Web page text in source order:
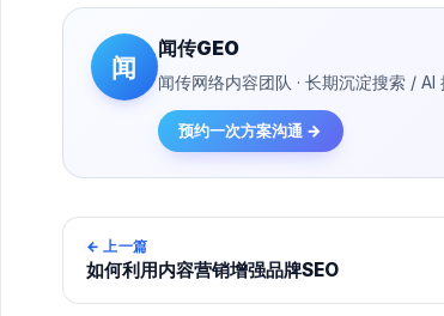
闻
闻传GEO
闻传网络内容团队 · 长期沉淀搜索 /
预约一次方案沟通 →
← 上一篇
如何利用内容营销增强品牌SEO